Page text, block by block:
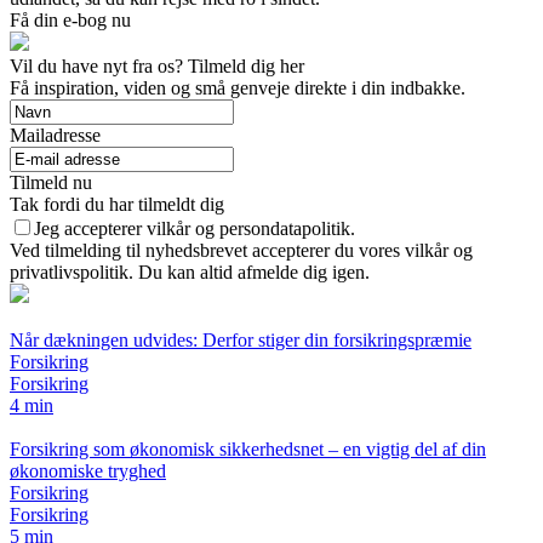
Få din e-bog nu
Vil du have nyt fra os? Tilmeld dig her
Få inspiration, viden og små genveje direkte i din indbakke.
Mailadresse
Tilmeld nu
Tak fordi du har tilmeldt dig
Jeg accepterer vilkår og persondatapolitik.
Ved tilmelding til nyhedsbrevet accepterer du vores vilkår og
privatlivspolitik. Du kan altid afmelde dig igen.
Når dækningen udvides: Derfor stiger din forsikringspræmie
Forsikring
Forsikring
4 min
Forsikring som økonomisk sikkerhedsnet – en vigtig del af din
økonomiske tryghed
Forsikring
Forsikring
5 min